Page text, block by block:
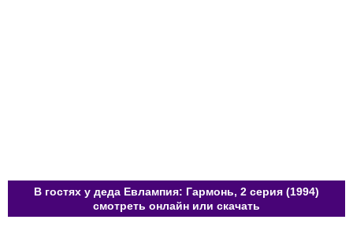
В гостях у деда Евлампия: Гармонь, 2 серия (1994)
смотреть онлайн или скачать